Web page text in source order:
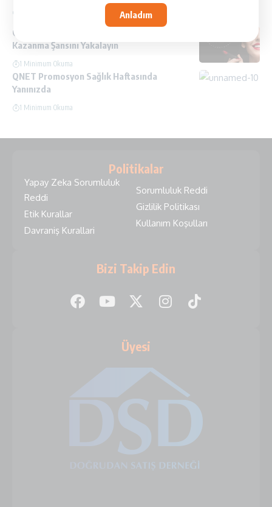
QNET İle Couleurs By Qnet Makyaj Seti
Kazanma Şansını Yakalayın
1 Minimum Okuma
QNET Promosyon Sağlık Haftasında
Yanınızda
1 Minimum Okuma
Politikalar
Yapay Zeka Sorumluluk
Reddi
Etik Kurallar
Davraniş Kurallari
Sorumluluk Reddi
Gizlilik Politikası
Kullanım Koşulları
Bizi Takip Edin
Üyesi
Anladım